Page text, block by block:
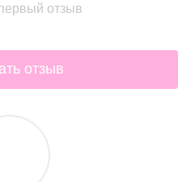
отзыв
отзыв